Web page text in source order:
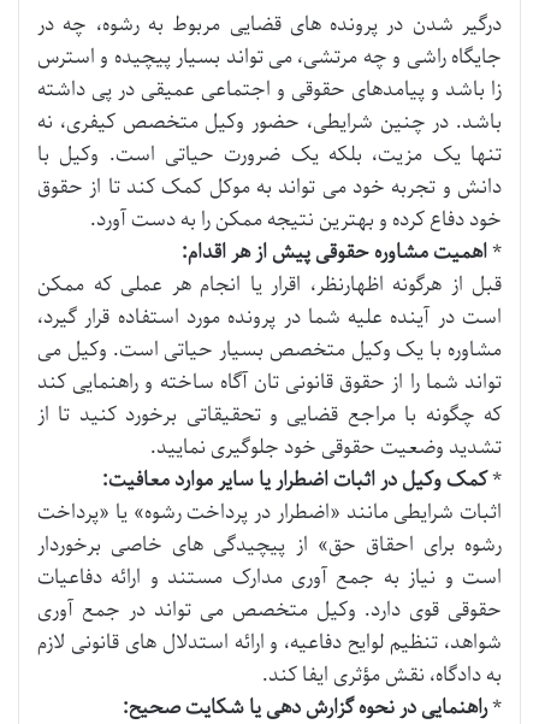
درگیر شدن در پرونده های قضایی مربوط به رشوه، چه در
جایگاه راشی و چه مرتشی، می تواند بسیار پیچیده و استرس
زا باشد و پیامدهای حقوقی و اجتماعی عمیقی در پی داشته
باشد. در چنین شرایطی، حضور وکیل متخصص کیفری، نه
تنها یک مزیت، بلکه یک ضرورت حیاتی است. وکیل با
دانش و تجربه خود می تواند به موکل کمک کند تا از حقوق
خود دفاع کرده و بهترین نتیجه ممکن را به دست آورد.
*اهمیت مشاوره حقوقی پیش از هر اقدام:
قبل از هرگونه اظهارنظر، اقرار یا انجام هر عملی که ممکن
است در آینده علیه شما در پرونده مورد استفاده قرار گیرد،
مشاوره با یک وکیل متخصص بسیار حیاتی است. وکیل می
تواند شما را از حقوق قانونی تان آگاه ساخته و راهنمایی کند
که چگونه با مراجع قضایی و تحقیقاتی برخورد کنید تا از
تشدید وضعیت حقوقی خود جلوگیری نمایید.
*کمک وکیل در اثبات اضطرار یا سایر موارد معافیت:
اثبات شرایطی مانند «اضطرار در پرداخت رشوه» یا «پرداخت
رشوه برای احقاق حق» از پیچیدگی های خاصی برخوردار
است و نیاز به جمع آوری مدارک مستند و ارائه دفاعیات
حقوقی قوی دارد. وکیل متخصص می تواند در جمع آوری
شواهد، تنظیم لوایح دفاعیه، و ارائه استدلال های قانونی لازم
به دادگاه، نقش مؤثری ایفا کند.
*راهنمایی در نحوه گزارش دهی یا شکایت صحیح: